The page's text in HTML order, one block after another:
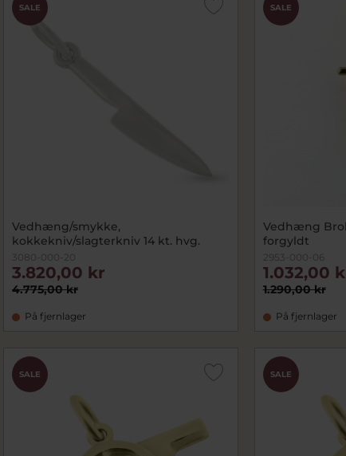
SALE
Vedhæng/smykke,
kokkekniv/slagterkniv 14 kt. hvg.
3080-000-20
4.775,00 kr
3.820,00 kr
På fjernlager
SALE
Vedhæng
forgyldt
2953-000-06
1.290,00 kr
1.032,00
På fjernlager
SALE SALE